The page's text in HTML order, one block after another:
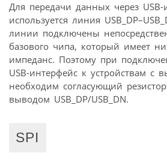
Для передачи данных через USB-
используется линия
линии подключены
базового чипа, который имеет
импеданс. Поэтому при
USB-интерфейс к устройствам с
необходим согласующий
выводом USB_DP/USB_DN.
SPI